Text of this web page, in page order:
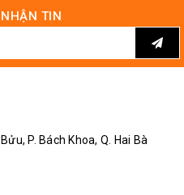
2 Chiều USB-RS485
TIN
P. Bách Khoa, Q. Hai Bà